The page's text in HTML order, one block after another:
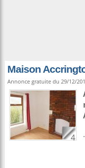
Maison
Annonce gratuite du 29/12/
4